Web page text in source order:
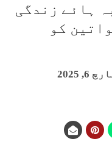
ہائے زندگی
کو
6, 2025